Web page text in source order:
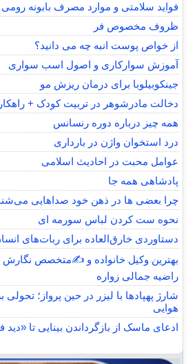
فواید سلامتی و موارد مصرف بابونه رومی
ظروف مخصوص فر
از خواص پوست انبه چه می دانید؟
آموزش سوارکاری و اصول اسب سواری
جینکوبیلوبا برای درمان ریزش مو
دخالت مادرشوهر در تربیت کودک + راهکار
همه چیز درباره دوره رنسانس
درد استخوان واژن در بارداری
عوامل محبت در احادیث اسلامى
پادشاهی همه جا
چرا بعضی ها در ذهن خود صداهایی
نحوه ست کردن لباس سورمه ای
دستاوردی خارق‌العاده برای ربات‌های
بهترین وکیل خانواده و ✍️متخصص نگارش
راضیه جمالی زواره
شارژ پهپادها با لیزر در حین پرواز؛
هوایی
ادعای ماسک از بازگرداندن بینایی تا «دید